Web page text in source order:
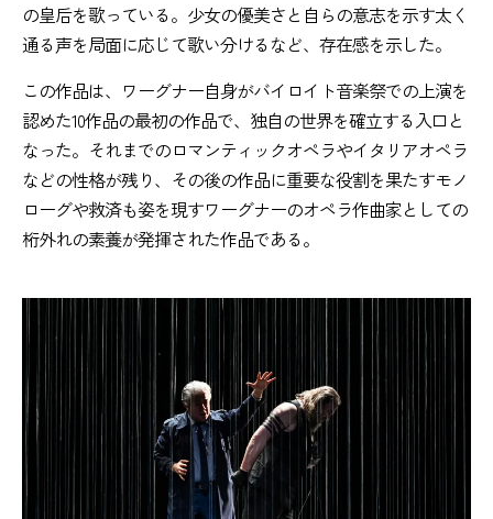
の皇后を歌っている。少女の優美さと自らの意志を示す太く
通る声を局面に応じて歌い分けるなど、存在感を示した。
この作品は、ワーグナー自身がバイロイト音楽祭での上演を
認めた10作品の最初の作品で、独自の世界を確立する入口と
なった。それまでのロマンティックオペラやイタリアオペラ
などの性格が残り、その後の作品に重要な役割を果たすモノ
ローグや救済も姿を現すワーグナーのオペラ作曲家としての
桁外れの素養が発揮された作品である。